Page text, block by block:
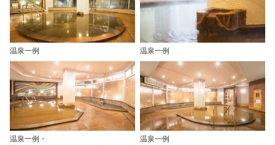
温泉一例 温泉一例
温泉一例・ 温泉一例